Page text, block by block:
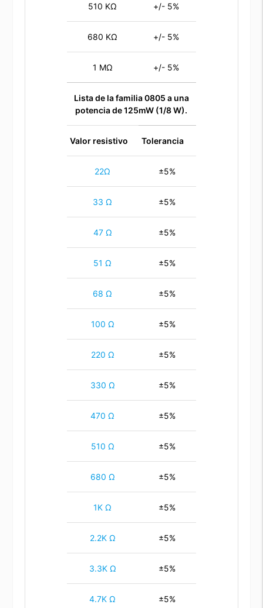
510 KΩ +/- 5%
680 KΩ +/- 5%
1 MΩ +/- 5%
Lista de la familia 0805 a una
potencia de 125mW (1/8 W).
Valor resistivo Tolerancia
22Ω ±5%
33 Ω ±5%
47 Ω ±5%
51 Ω ±5%
68 Ω ±5%
100 Ω ±5%
220 Ω ±5%
330 Ω ±5%
470 Ω ±5%
510 Ω ±5%
680 Ω ±5%
1K Ω ±5%
2.2K Ω ±5%
3.3K Ω ±5%
4.7K Ω ±5%